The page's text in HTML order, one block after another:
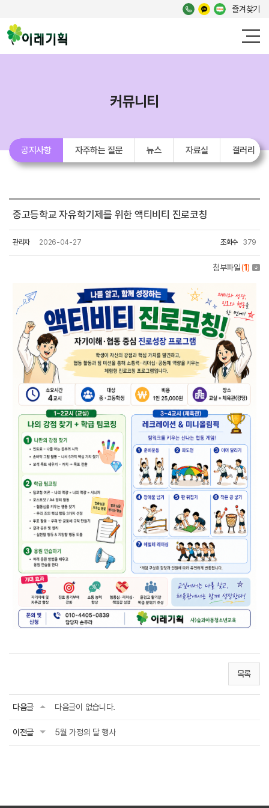
즐겨찾기
커뮤니티
공지사항 자주하는 질문 뉴스 자료실 갤러리
중고등학교 자유학기제를 위한 액티비티 진로코칭
관리자 2026-04-27 조회수 379
첨부파일(1)
목록
다음글 다음글이 없습니다.
이전글 5월 가정의 달 행사